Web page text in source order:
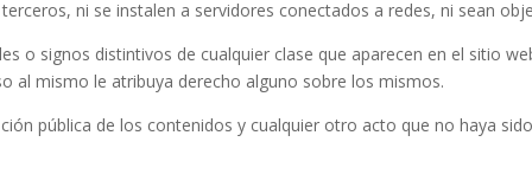
ni se instalen a servidores conectados a redes, ni sean
o signos distintivos de cualquier clase que aparecen en el sitio
al mismo le atribuya derecho alguno sobre los mismos.
pública de los contenidos y cualquier otro acto que no haya